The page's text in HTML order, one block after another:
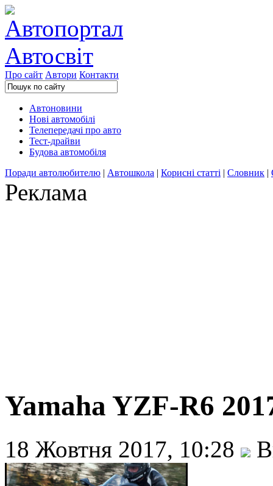
Про сайт Автори Контакти
Автоновини
Нові автомобілі
Телепередачі про авто
Тест-драйви
Будова автомобіля
Поради автолюбителю | Автошкола | Корисні статті | Словник |
Реклама
Yamaha YZF-R6
18 Жовтня 2017, 10:28